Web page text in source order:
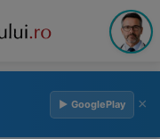
▶ GooglePlay ×